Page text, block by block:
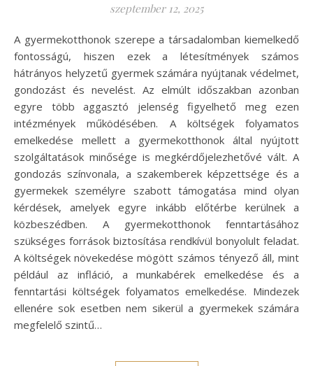
szeptember 12, 2025
A gyermekotthonok szerepe a társadalomban kiemelkedő
fontosságú, hiszen ezek a létesítmények számos
hátrányos helyzetű gyermek számára nyújtanak védelmet,
gondozást és nevelést. Az elmúlt időszakban azonban
egyre több aggasztó jelenség figyelhető meg ezen
intézmények működésében. A költségek folyamatos
emelkedése mellett a gyermekotthonok által nyújtott
szolgáltatások minősége is megkérdőjelezhetővé vált. A
gondozás színvonala, a szakemberek képzettsége és a
gyermekek személyre szabott támogatása mind olyan
kérdések, amelyek egyre inkább előtérbe kerülnek a
közbeszédben. A gyermekotthonok fenntartásához
szükséges források biztosítása rendkívül bonyolult feladat.
A költségek növekedése mögött számos tényező áll, mint
például az infláció, a munkabérek emelkedése és a
fenntartási költségek folyamatos emelkedése. Mindezek
ellenére sok esetben nem sikerül a gyermekek számára
megfelelő szintű…